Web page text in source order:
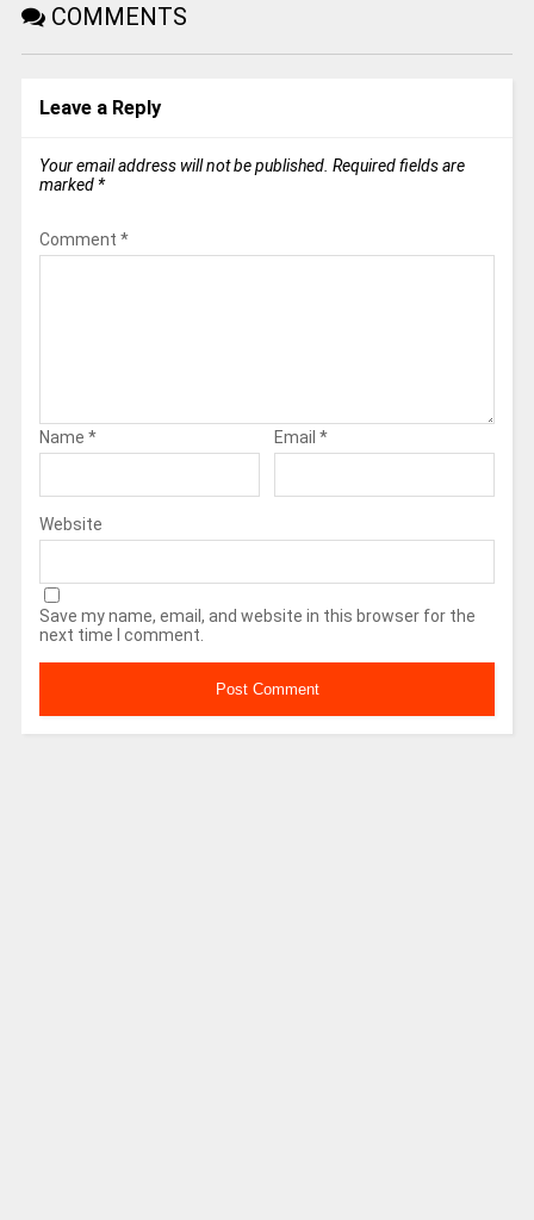
COMMENTS
Leave a Reply
Your email address will not be published. Required fields are
marked *
Comment *
Name * Email *
Website
Save my name, email, and website in this browser for the
next time I comment.